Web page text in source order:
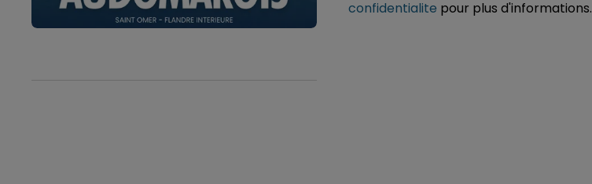
confidentialite pour plus d'informations.